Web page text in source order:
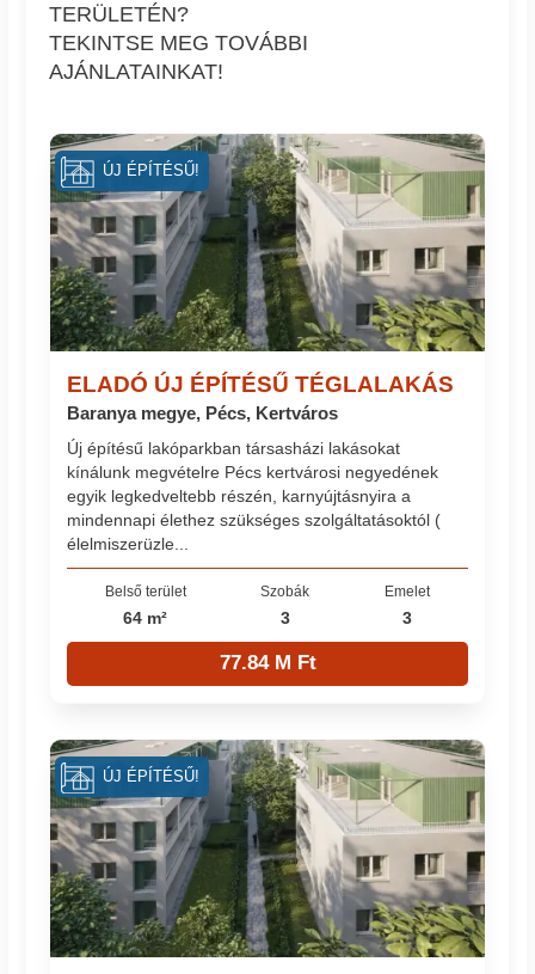
TERÜLETÉN?
TEKINTSE MEG TOVÁBBI
AJÁNLATAINKAT!
ELADÓ ÚJ ÉPÍTÉSŰ TÉGLALAKÁS
Baranya megye, Pécs, Kertváros
Új építésű lakóparkban társasházi lakásokat
kínálunk megvételre Pécs kertvárosi negyedének
egyik legkedveltebb részén, karnyújtásnyira a
mindennapi élethez szükséges szolgáltatásoktól (
élelmiszerüzle...
Belső terület
64 m²
Szobák
3
Emelet
3
77.84 M Ft
ÚJ ÉPÍTÉSŰ!
ÚJ ÉPÍTÉSŰ!